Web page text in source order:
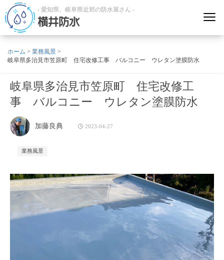
- 愛知県、岐阜県近郊の防水屋さん -
横井防水
ホーム > 業務風景 >
岐阜県多治見市笠原町 住宅改修工事 バルコニー ウレタン塗膜防水
岐阜県多治見市笠原町 住宅改修工
事 バルコニー ウレタン塗膜防水
加藤良典 2023-04-27
業務風景